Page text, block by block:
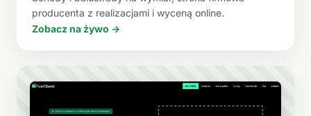
producenta z realizacjami i wyceną online.
Zobacz na żywo →